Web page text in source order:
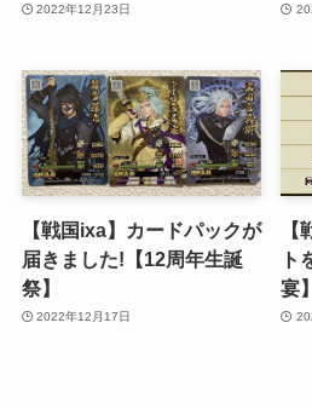
2022年12月23日
【戦国ixa】カードパックが
届きました!【12周年生誕
祭】
2022年12月17日
ト
宴】